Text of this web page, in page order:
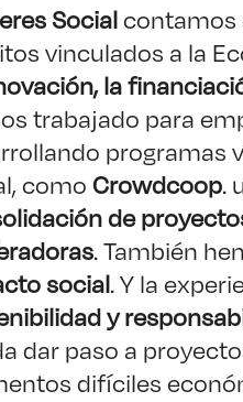
Socialcontamos
vinculados a la
la
trabajado para
programas
comoCrowdcoop.
de
. También
social. Y la
y
dar paso a
difíciles